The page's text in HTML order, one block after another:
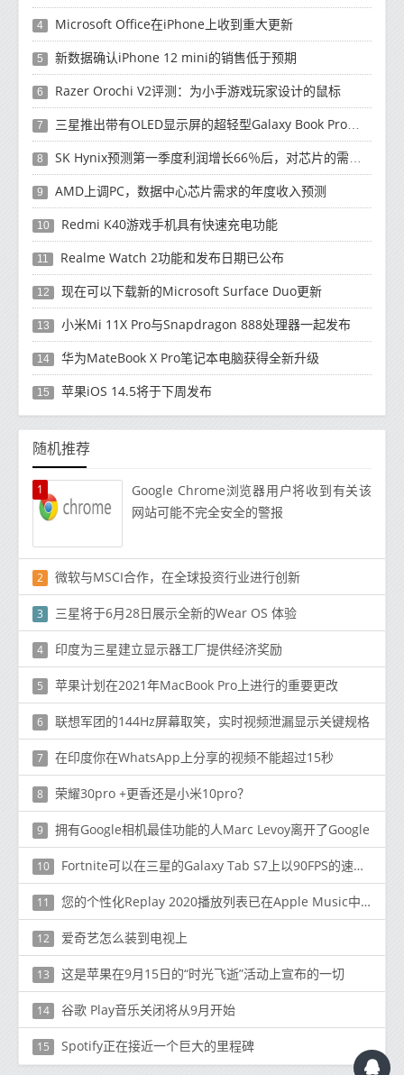
4 Microsoft Office在iPhone上收到重大更新
5 新数据确认iPhone 12 mini的销售低于预期
6 Razer Orochi V2评测：为小手游戏玩家设计的鼠标
7 三星推出带有OLED显示屏的超轻型Galaxy Book Pro和Galaxy Book Pro 360笔记本电脑
8 SK Hynix预测第一季度利润增长66％后，对芯片的需求将增强
9 AMD上调PC，数据中心芯片需求的年度收入预测
10 Redmi K40游戏手机具有快速充电功能
11 Realme Watch 2功能和发布日期已公布
12 现在可以下载新的Microsoft Surface Duo更新
13 小米Mi 11X Pro与Snapdragon 888处理器一起发布
14 华为MateBook X Pro笔记本电脑获得全新升级
15 苹果iOS 14.5将于下周发布
随机推荐
1
Google Chrome浏览器用户将收到有关该
网站可能不完全安全的警报
2 微软与MSCI合作，在全球投资行业进行创新
3 三星将于6月28日展示全新的Wear OS 体验
4 印度为三星建立显示器工厂提供经济奖励
5 苹果计划在2021年MacBook Pro上进行的重要更改
6 联想军团的144Hz屏幕取笑，实时视频泄漏显示关键规格
7 在印度你在WhatsApp上分享的视频不能超过15秒
8 荣耀30pro +更香还是小米10pro？
9 拥有Google相机最佳功能的人Marc Levoy离开了Google
10 Fortnite可以在三星的Galaxy Tab S7上以90FPS的速度运行
11 您的个性化Replay 2020播放列表已在Apple Music中提供
12 爱奇艺怎么装到电视上
13 这是苹果在9月15日的“时光飞逝”活动上宣布的一切
14 谷歌 Play音乐关闭将从9月开始
15 Spotify正在接近一个巨大的里程碑